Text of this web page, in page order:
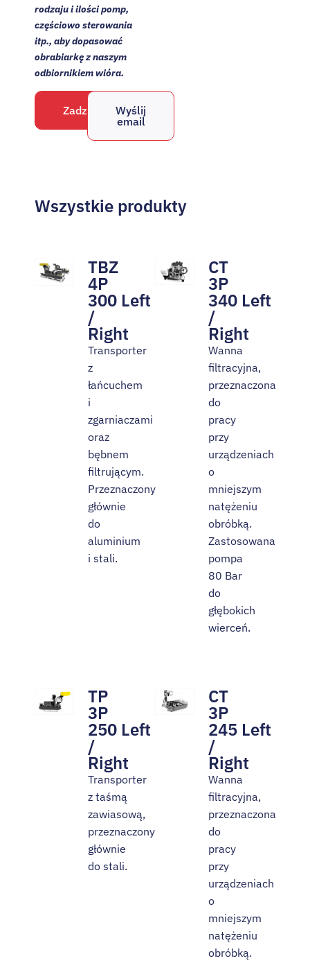
rodzaju i ilości pomp,
częściowo sterowania
itp., aby dopasować
obrabiarkę z naszym
odbiornikiem wióra.
Zadzwoń
Wyślij
email
Wszystkie produkty
TBZ
4P
300 Left
/
Right
Transporter
z
łańcuchem
i
zgarniaczami
oraz
bębnem
filtrującym.
Przeznaczony
głównie
do
aluminium
i stali.
CT
3P
340 Left
/
Right
Wanna
filtracyjna,
przeznaczona
do
pracy
przy
urządzeniach
o
mniejszym
natężeniu
obróbką.
Zastosowana
pompa
80 Bar
do
głębokich
wierceń.
TP
3P
250 Left
/
Right
Transporter
z taśmą
zawiasową,
przeznaczony
głównie
do stali.
CT
3P
245 Left
/
Right
Wanna
filtracyjna,
przeznaczona
do
pracy
przy
urządzeniach
o
mniejszym
natężeniu
obróbką.